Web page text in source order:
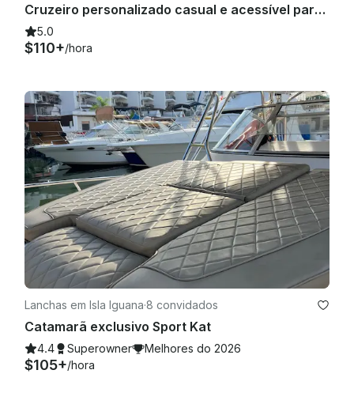
Cruzeiro personalizado casual e acessível para viagens recreativas ou de pesca
5.0
$110+/hora
Lanchas em Isla Iguana·8 convidados
Catamarã exclusivo Sport Kat
4.4 Superowner Melhores do 2026
$105+/hora